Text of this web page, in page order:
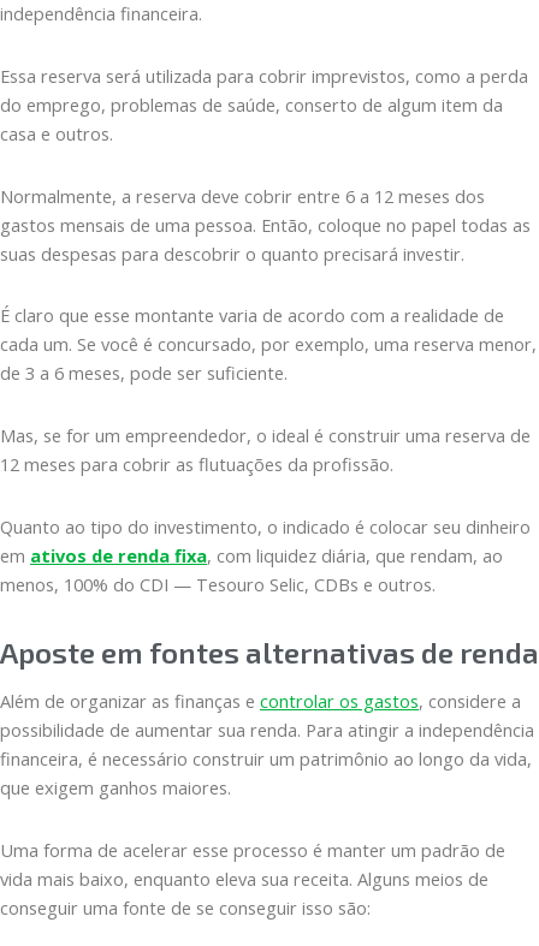
independência financeira.
Essa reserva será utilizada para cobrir imprevistos, como a perda
do emprego, problemas de saúde, conserto de algum item da
casa e outros.
Normalmente, a reserva deve cobrir entre 6 a 12 meses dos
gastos mensais de uma pessoa. Então, coloque no papel todas as
suas despesas para descobrir o quanto precisará investir.
É claro que esse montante varia de acordo com a realidade de
cada um. Se você é concursado, por exemplo, uma reserva menor,
de 3 a 6 meses, pode ser suficiente.
Mas, se for um empreendedor, o ideal é construir uma reserva de
12 meses para cobrir as flutuações da profissão.
Quanto ao tipo do investimento, o indicado é colocar seu dinheiro
em ativos de renda fixa, com liquidez diária, que rendam, ao
menos, 100% do CDI — Tesouro Selic, CDBs e outros.
Aposte em fontes alternativas de renda
Além de organizar as finanças e controlar os gastos, considere a
possibilidade de aumentar sua renda. Para atingir a independência
financeira, é necessário construir um patrimônio ao longo da vida,
que exigem ganhos maiores.
Uma forma de acelerar esse processo é manter um padrão de
vida mais baixo, enquanto eleva sua receita. Alguns meios de
conseguir uma fonte de se conseguir isso são: